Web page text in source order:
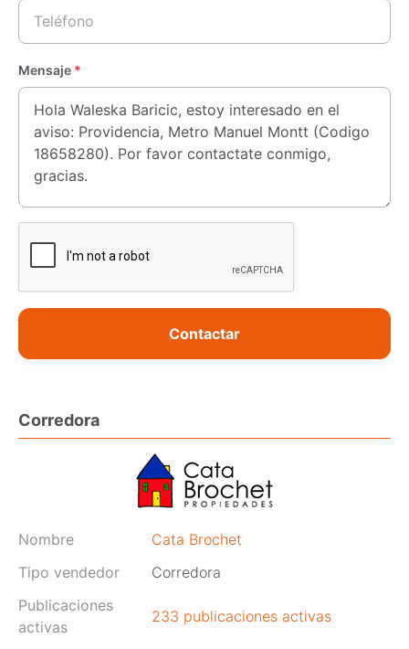
Mensaje *
Contactar
Corredora
Nombre
Cata Brochet
Tipo vendedor
Corredora
Publicaciones
activas
233 publicaciones activas